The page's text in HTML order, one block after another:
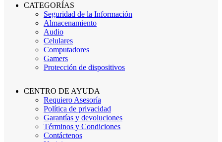
CATEGORÍAS
Seguridad de la Información
Almacenamiento
Audio
Celulares
Computadores
Gamers
Protección de dispositivos
CENTRO DE AYUDA
Requiero Asesoría
Política de privacidad
Garantías y devoluciones
Términos y Condiciones
Contáctenos